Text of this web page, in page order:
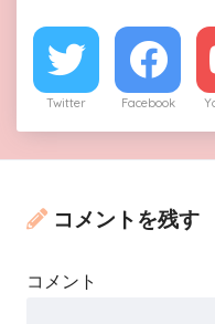
Twitter Facebook
コメントを残す
コメント